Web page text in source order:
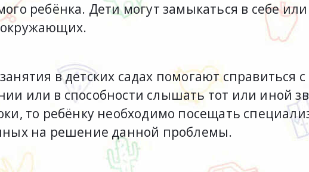
ребёнка. Дети могут замыкаться в себе
в детских садах помогают
или в способности слышать тот или иной
то ребёнку необходимо посещать
на решение данной проблемы.